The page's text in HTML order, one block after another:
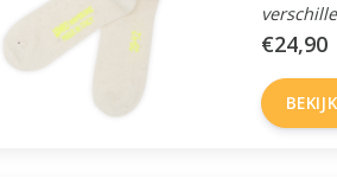
€24,90